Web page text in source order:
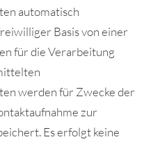
automatisch
Basis von einer
für die Verarbeitung
werden für Zwecke der
zur
Es erfolgt keine